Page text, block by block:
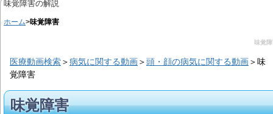
味覚障害の解説
ホーム>味覚障害
味覚
医療動画検索＞病気に関する動画＞頭・顔の病気に関する動画＞味
覚障害
味覚障害